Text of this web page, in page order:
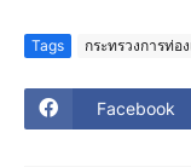
Tags กระทรวงการท่อ
Facebook